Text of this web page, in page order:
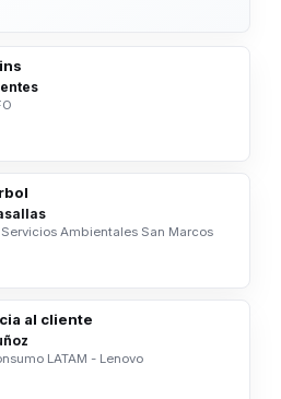
Ambientales San Marcos
al cliente
LATAM - Lenovo